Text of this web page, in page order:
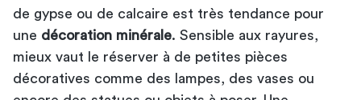
de gypse ou de calcaire est très tendance pour
une décoration minérale. Sensible aux rayures,
mieux vaut le réserver à de petites pièces
décoratives comme des lampes, des vases ou